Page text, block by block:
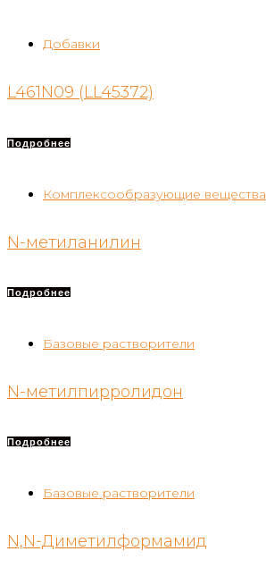
Добавки
L461N09 (LL45372)
Подробнее
Комплексообразующие вещества
N-метиланилин
Подробнее
Базовые растворители
N-метилпирролидон
Подробнее
Базовые растворители
N,N-Диметилформамид